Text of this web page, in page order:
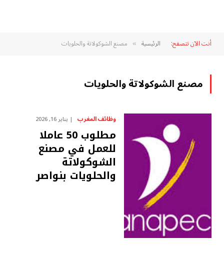
أنت الآن تتصفح: الرئيسية » مصنع الشوكولاتة والحلويات
مصنع الشوكولاتة والحلويات
وظائف المغرب يناير 16, 2026
مطلوب 50 عاملا
للعمل في مصنع
الشوكولاتة
والحلويات بنواصر